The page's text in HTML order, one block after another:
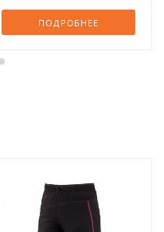
ПОДРОБНЕЕ